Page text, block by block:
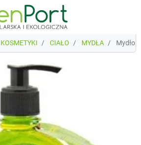
KOSMETYKI CIAŁO MYDŁA Mydło